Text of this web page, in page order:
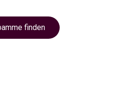
finden